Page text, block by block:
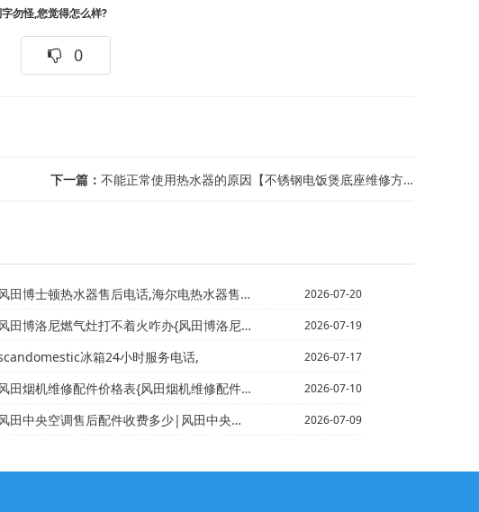
勿怪,您觉得怎么样?
0
下一篇： 不能正常使用热水器的原因【不锈钢电饭煲底座维修方法】
田博士顿热水器售后电话,海尔电热水器售后服务电话*博士燃气灶打不着火 2026-07-20
田博洛尼燃气灶打不着火咋办{风田博洛尼燃气灶淋湿打不着火 2026-07-19
冰箱24小时服务电话, 2026-07-17
田烟机维修配件价格表{风田烟机维修配件价格表大全2027最新数据 2026-07-10
田中央空调售后配件收费多少|风田中央空调售后配件收费多少钱最新的标准 2026-07-09